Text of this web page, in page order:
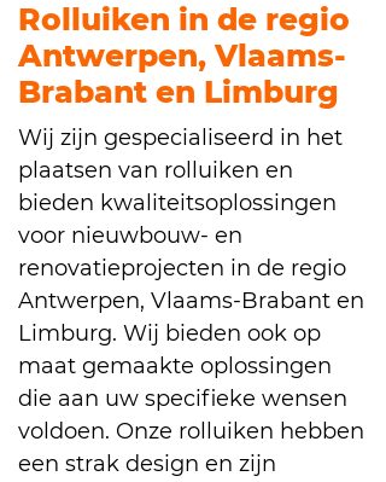
Rolluiken in de regio
Antwerpen, Vlaams-
Brabant en Limburg
Wij zijn gespecialiseerd in het
plaatsen van rolluiken en
bieden kwaliteitsoplossingen
voor nieuwbouw- en
renovatieprojecten in de regio
Antwerpen, Vlaams-Brabant en
Limburg. Wij bieden ook op
maat gemaakte oplossingen
die aan uw specifieke wensen
voldoen. Onze rolluiken hebben
een strak design en zijn